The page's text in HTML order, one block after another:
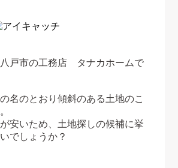
戸市の工務店 タナカホームで
名のとおり傾斜のある土地のこ
安いため、土地探しの候補に挙
でしょうか？